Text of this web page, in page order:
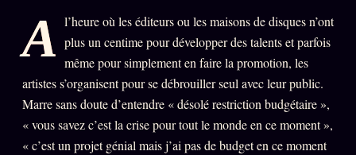
PRÉDICTIONS INFOFICTION
Chat Oracle
A l’heure où les éditeurs ou les maisons de disques n’ont
plus un centime pour développer des talents et parfois
même pour simplement en faire la promotion, les
artistes s’organisent pour se débrouiller seul avec leur public.
Marre sans doute d’entendre « désolé restriction budgétaire »,
« vous savez c’est la crise pour tout le monde en ce moment »,
« c’est un projet génial mais j’ai pas de budget en ce moment